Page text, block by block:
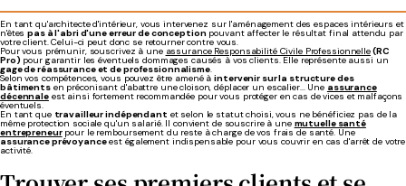
En tant qu'architecte d'intérieur, vous intervenez sur l'aménagement des espaces intérieurs et
n'êtespas à l'abri d'une erreur de conceptionpouvant affecter le résultat final attendu par
votre client. Celui-ci peut donc se retourner contre vous.
Pour vous prémunir, souscrivez à une assurance Responsabilité Civile Professionnelle(RC
Pro) pour garantir les éventuels dommages causés à vos clients. Elle représente aussi un
gage de réassurance et de professionnalisme.
Selon vos compétences, vous pouvez être amené àintervenir sur la structure des
bâtimentsen préconisant d'abattre une cloison, déplacer un escalier... Une assurance
décennaleest ainsi fortement recommandée pour vous protéger en cas de vices et malfaçons
éventuels.
En tant que travailleur indépendant et selon le statut choisi, vous ne bénéficiez pas de la
même protection sociale qu'un salarié. Il convient de souscrire à une mutuelle santé
entrepreneurpour le remboursement du reste à charge de vos frais de santé. Une
assurance prévoyanceest également indispensable pour vous couvrir en cas d'arrêt de votre
activité.